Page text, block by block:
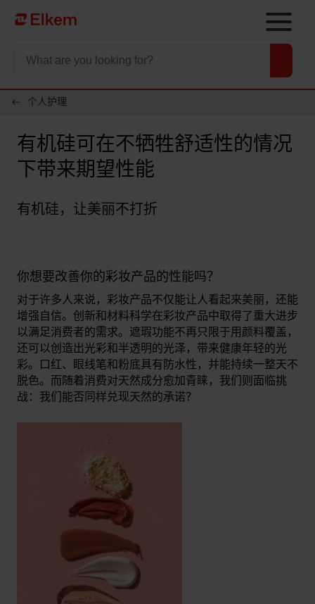
Skip to main content
To start page
个人护理
有机硅可在不牺牲舒适性的情况
下带来期望性能
有机硅，让美丽不打折
你想要改善你的彩妆产品的性能吗？
对于许多人来说，彩妆产品不仅能让人看起来美丽，还能
增强自信。创新和材料科学在彩妆产品中取得了重大进步
以满足消费者的需求。遮瑕功能不再只限于用颜料覆盖，
还可以创造出光彩和半透明的光泽，带来健康年轻的光
彩。口红、眼线笔和粉底具有防水性，并能持续一整天不
脱色。而随着消费对天然成分愈加青睐，我们则面临挑
战：我们能否同样兑现天然的承诺？